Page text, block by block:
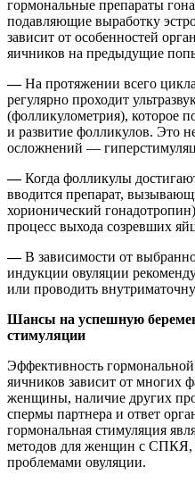
гормональные препараты
подавляющие выработку
зависит от особенностей
яичников на предыдущие
—На протяжении всего
регулярно проходит
(фолликулометрия), которое
и развитие фолликулов. Это
осложнений —
—Когда фолликулы
вводится препарат,
хорионический
процесс выхода созревших
—В зависимости от
индукции овуляции
или проводить
Шансы на успешную
стимуляции
Эффективность
яичников зависит от многих
женщины, наличие других
спермы партнера и ответ
гормональная стимуляция
методов для женщин с СПКЯ,
проблемами овуляции.